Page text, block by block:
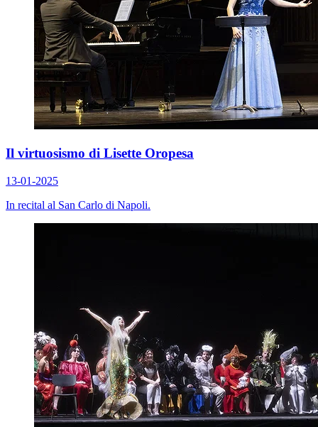
Il virtuosismo di Lisette Oropesa
13-01-2025
In recital al San Carlo di Napoli.